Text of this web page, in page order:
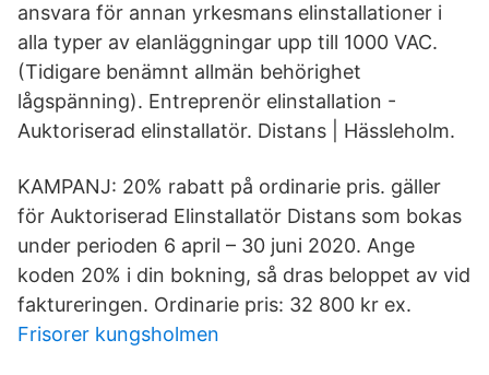
ansvara för annan yrkesmans elinstallationer i
alla typer av elanläggningar upp till 1000 VAC.
(Tidigare benämnt allmän behörighet
lågspänning). Entreprenör elinstallation -
Auktoriserad elinstallatör. Distans | Hässleholm.
KAMPANJ: 20% rabatt på ordinarie pris. gäller
för Auktoriserad Elinstallatör Distans som bokas
under perioden 6 april – 30 juni 2020. Ange
koden 20% i din bokning, så dras beloppet av vid
faktureringen. Ordinarie pris: 32 800 kr ex.
Frisorer kungsholmen